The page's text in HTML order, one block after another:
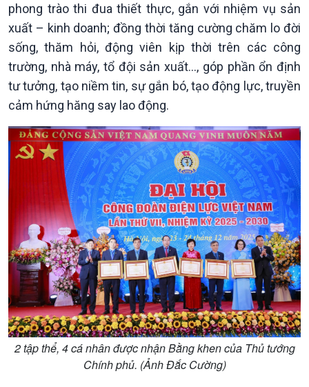
Câu chuyện Thể thao
Infographic
E-Magazine
phong trào thi đua thiết thực, gắn với nhiệm vụ sản
xuất – kinh doanh; đồng thời tăng cường chăm lo đời
sống, thăm hỏi, động viên kịp thời trên các công
trường, nhà máy, tổ đội sản xuất…, góp phần ổn định
tư tưởng, tạo niềm tin, sự gắn bó, tạo động lực, truyền
cảm hứng hăng say lao động.
2 tập thể, 4 cá nhân được nhận Bằng khen của Thủ tướng
Chính phủ. (Ảnh Đắc Cường)